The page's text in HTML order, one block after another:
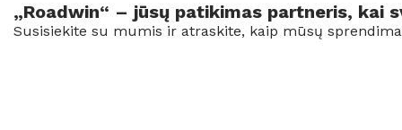
„Roadwin“ – jūsų patikimas partneris, kai
Susisiekite su mumis ir atraskite, kaip mūsų